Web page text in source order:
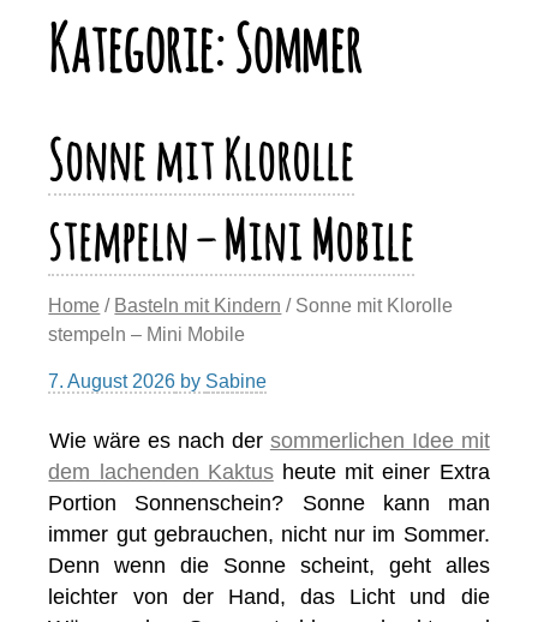
Kategorie:Sommer
Sonne mit Klorolle
stempeln – Mini Mobile
Home / Basteln mit Kindern / Sonne mit Klorolle
stempeln – Mini Mobile
7. August 2026 by Sabine
Wie wäre es nach der sommerlichen Idee mit
dem lachenden Kaktusheute mit einer Extra
Portion Sonnenschein? Sonne kann man
immer gut gebrauchen, nicht nur im Sommer.
Denn wenn die Sonne scheint, geht alles
leichter von der Hand, das Licht und die